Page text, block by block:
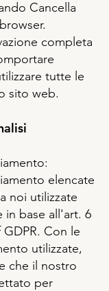
Cancella
completa
tutte le
sito web.
elencate
noi utilizzate
in base all'art. 6
Con le
utilizzate,
che il nostro
per